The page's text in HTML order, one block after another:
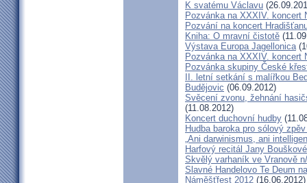
K svatému Václavu
Pozvánka na XXXIV. koncert
Pozvání na koncert
Kniha: O mravní čistotě
Výstava Europa Jagellonica
Pozvánka na XXXIV. koncert
Pozvánka skupiny České
II. letní setkání s malířkou
Budějovic (06.09.2012)
Svěcení zvonu, žehnání
(11.08.2012)
Koncert duchovní hudby
Hudba baroka pro sólový
„Ani darwinismus, ani
Harfový recitál Jany
Skvělý varhaník ve Vranově
Slavné Handelovo Te Deum
Náměšťfest 2012 (16.06.2012)